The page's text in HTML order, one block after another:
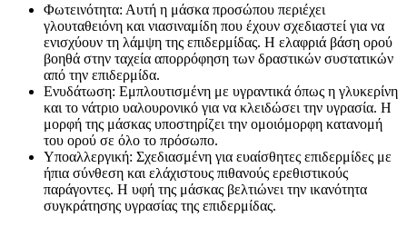
Φωτεινότητα: Αυτή η μάσκα προσώπου περιέχει
γλουταθειόνη και νιασιναμίδη που έχουν σχεδιαστεί για να
ενισχύουν τη λάμψη της επιδερμίδας. Η ελαφριά βάση ορού
βοηθά στην ταχεία απορρόφηση των δραστικών συστατικών
από την επιδερμίδα.
Ενυδάτωση: Εμπλουτισμένη με υγραντικά όπως η γλυκερίνη
και το νάτριο υαλουρονικό για να κλειδώσει την υγρασία. Η
μορφή της μάσκας υποστηρίζει την ομοιόμορφη κατανομή
του ορού σε όλο το πρόσωπο.
Υποαλλεργική: Σχεδιασμένη για ευαίσθητες επιδερμίδες με
ήπια σύνθεση και ελάχιστους πιθανούς ερεθιστικούς
παράγοντες. Η υφή της μάσκας βελτιώνει την ικανότητα
συγκράτησης υγρασίας της επιδερμίδας.